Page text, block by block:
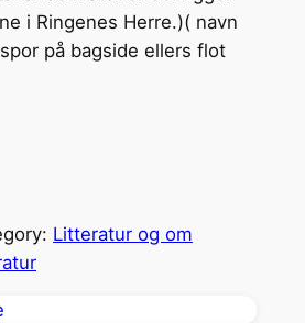
i Ringenes Herre.)( navn
på bagside ellers flot
Litteratur og om